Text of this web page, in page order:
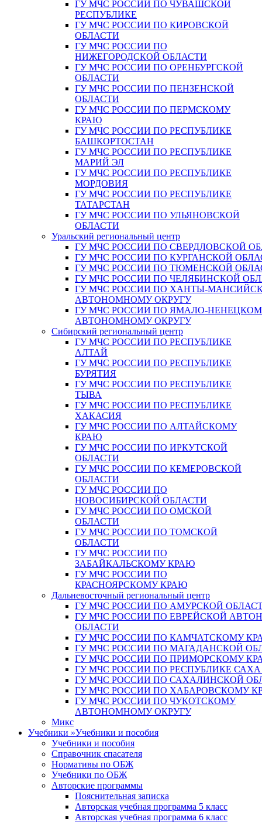
ГУ МЧС РОССИИ ПО ЧУВАШСКОЙ
РЕСПУБЛИКЕ
ГУ МЧС РОССИИ ПО КИРОВСКОЙ
ОБЛАСТИ
ГУ МЧС РОССИИ ПО
НИЖЕГОРОДСКОЙ ОБЛАСТИ
ГУ МЧС РОССИИ ПО ОРЕНБУРГСКОЙ
ОБЛАСТИ
ГУ МЧС РОССИИ ПО ПЕНЗЕНСКОЙ
ОБЛАСТИ
ГУ МЧС РОССИИ ПО ПЕРМСКОМУ
КРАЮ
ГУ МЧС РОССИИ ПО РЕСПУБЛИКЕ
БАШКОРТОСТАН
ГУ МЧС РОССИИ ПО РЕСПУБЛИКЕ
МАРИЙ ЭЛ
ГУ МЧС РОССИИ ПО РЕСПУБЛИКЕ
МОРДОВИЯ
ГУ МЧС РОССИИ ПО РЕСПУБЛИКЕ
ТАТАРСТАН
ГУ МЧС РОССИИ ПО УЛЬЯНОВСКОЙ
ОБЛАСТИ
Уральский региональный центр
ГУ МЧС РОССИИ ПО СВЕРДЛОВСКОЙ
ГУ МЧС РОССИИ ПО КУРГАНСКОЙ
ГУ МЧС РОССИИ ПО ТЮМЕНСКОЙ
ГУ МЧС РОССИИ ПО ЧЕЛЯБИНСКОЙ
ГУ МЧС РОССИИ ПО ХАНТЫ-
АВТОНОМНОМУ ОКРУГУ
ГУ МЧС РОССИИ ПО ЯМАЛО-
АВТОНОМНОМУ ОКРУГУ
Сибирский региональный центр
ГУ МЧС РОССИИ ПО РЕСПУБЛИКЕ
АЛТАЙ
ГУ МЧС РОССИИ ПО РЕСПУБЛИКЕ
БУРЯТИЯ
ГУ МЧС РОССИИ ПО РЕСПУБЛИКЕ
ТЫВА
ГУ МЧС РОССИИ ПО РЕСПУБЛИКЕ
ХАКАСИЯ
ГУ МЧС РОССИИ ПО АЛТАЙСКОМУ
КРАЮ
ГУ МЧС РОССИИ ПО ИРКУТСКОЙ
ОБЛАСТИ
ГУ МЧС РОССИИ ПО КЕМЕРОВСКОЙ
ОБЛАСТИ
ГУ МЧС РОССИИ ПО
НОВОСИБИРСКОЙ ОБЛАСТИ
ГУ МЧС РОССИИ ПО ОМСКОЙ
ОБЛАСТИ
ГУ МЧС РОССИИ ПО ТОМСКОЙ
ОБЛАСТИ
ГУ МЧС РОССИИ ПО
ЗАБАЙКАЛЬСКОМУ КРАЮ
ГУ МЧС РОССИИ ПО
КРАСНОЯРСКОМУ КРАЮ
Дальневосточный региональный центр
ГУ МЧС РОССИИ ПО АМУРСКОЙ
ГУ МЧС РОССИИ ПО ЕВРЕЙСКОЙ
ОБЛАСТИ
ГУ МЧС РОССИИ ПО КАМЧАТСКОМУ
ГУ МЧС РОССИИ ПО МАГАДАНСКОЙ
ГУ МЧС РОССИИ ПО ПРИМОРСКОМУ
ГУ МЧС РОССИИ ПО РЕСПУБЛИКЕ
ГУ МЧС РОССИИ ПО САХАЛИНСКОЙ
ГУ МЧС РОССИИ ПО ХАБАРОВСКОМУ
ГУ МЧС РОССИИ ПО ЧУКОТСКОМУ
АВТОНОМНОМУ ОКРУГУ
Микс
Учебники »Учебники и пособия
Учебники и пособия
Справочник спасателя
Нормативы по ОБЖ
Учебники по ОБЖ
Авторские программы
Пояснительная записка
Авторская учебная программа 5 класс
Авторская учебная программа 6 класс